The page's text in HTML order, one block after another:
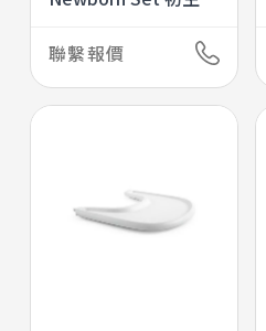
聯繫報價